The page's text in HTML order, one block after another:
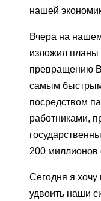
нашей
Вчера на
изложил планы
превращению
самым
посредством
работниками,
200 миллионов
Сегодня я хочу
удвоить наши